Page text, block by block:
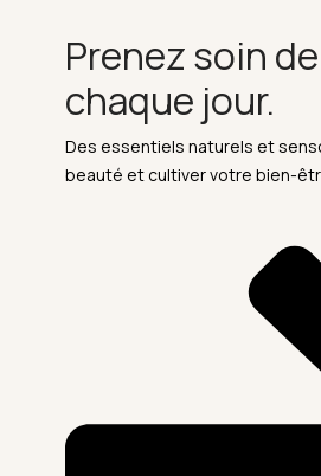
Prenez soin
chaque jour.
Des essentiels naturels et
beauté et cultiver votre bien-